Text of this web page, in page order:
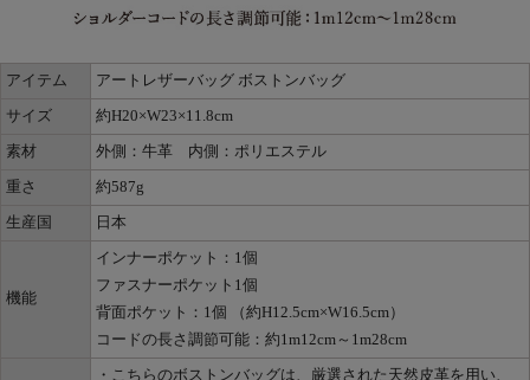
アイテム アートレザーバッグ ボストンバッグ
サイズ 約H20×W23×11.8cm
素材 外側：牛革 内側：ポリエステル
重さ 約587g
生産国 日本
機能
インナーポケット：1個
ファスナーポケット1個
背面ポケット：1個 （約H12.5cm×W16.5cm）
コードの長さ調節可能：約1m12cm～1m28cm
・こちらのボストンバッグは、厳選された天然皮革を用い、